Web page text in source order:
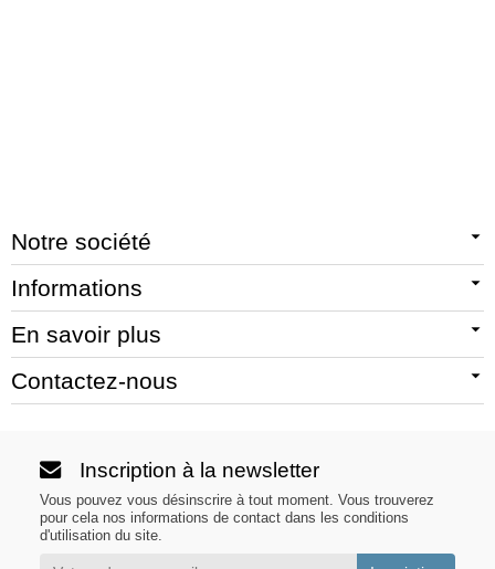
Notre société
Informations
En savoir plus
Contactez-nous
Inscription à la newsletter
Vous pouvez vous désinscrire à tout moment. Vous trouverez
pour cela nos informations de contact dans les conditions
d'utilisation du site.